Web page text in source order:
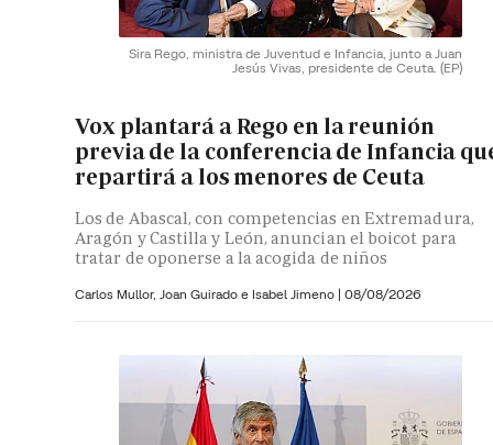
Sira Rego, ministra de Juventud e Infancia, junto a Juan
Jesús Vivas, presidente de Ceuta. (EP)
Vox plantará a Rego en la reunión
previa de la conferencia de Infancia
repartirá a los menores de Ceuta
Los de Abascal, con competencias en Extremadura,
Aragón y Castilla y León, anuncian el boicot para
tratar de oponerse a la acogida de niños
Carlos Mullor, Joan Guirado e Isabel Jimeno | 08/08/2026